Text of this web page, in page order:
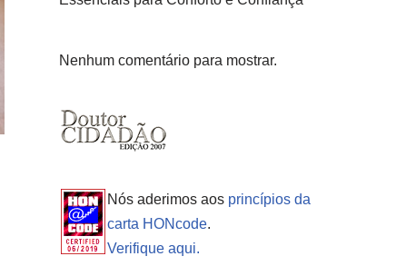
Nenhum comentário para mostrar.
Nós aderimos aos princípios da
carta HONcode.
Verifique aqui.